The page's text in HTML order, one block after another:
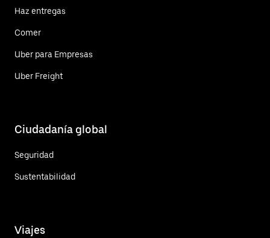
Haz entregas
Comer
Uber para Empresas
Uber Freight
Ciudadanía global
Seguridad
Sustentabilidad
Viajes